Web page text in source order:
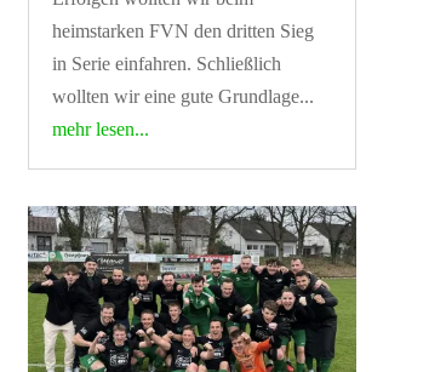
heimstarken FVN den dritten Sieg
in Serie einfahren. Schließlich
wollten wir eine gute Grundlage...
mehr lesen...